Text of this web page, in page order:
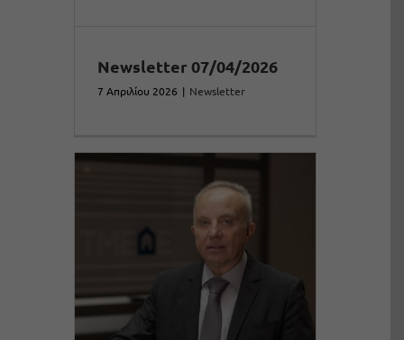
Newsletter 07/04/2026
7 Απριλίου 2026 | Newsletter